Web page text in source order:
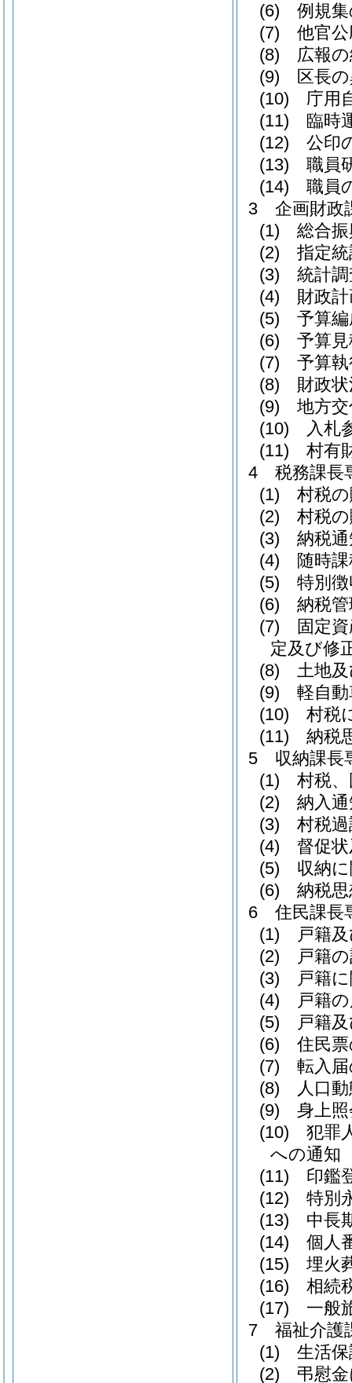
(6) 例規集
(7) 他官公
(8) 広報の
(9) 区長の
(10) 庁用
(11) 臨時
(12) 公印
(13) 職員
(14) 職員
3 企画財政
(1) 総合振
(2) 指定統
(3) 統計調
(4) 財政計
(5) 予算編
(6) 予算見
(7) 予算執
(8) 財政状
(9) 地方交
(10) 入札
(11) 村有
4 税務課長
(1) 村税の
(2) 村税の
(3) 納税通
(4) 随時課
(5) 特別徴
(6) 納税管
(7) 固定資
定及び修
(8) 土地及
(9) 軽自動
(10) 村税
(11) 納税
5 収納課長
(1) 村税、
(2) 納入通
(3) 村税過
(4) 督促状
(5) 収納に
(6) 納税思
6 住民課長
(1) 戸籍及
(2) 戸籍の
(3) 戸籍に
(4) 戸籍の
(5) 戸籍及
(6) 住民票
(7) 転入届
(8) 人口動
(9) 身上照
(10) 犯罪
への通知
(11) 印鑑
(12) 特別
(13) 中長
(14) 個人
(15) 埋火
(16) 相続
(17) 一般
7 福祉介護
(1) 生活保
(2) 弔慰金